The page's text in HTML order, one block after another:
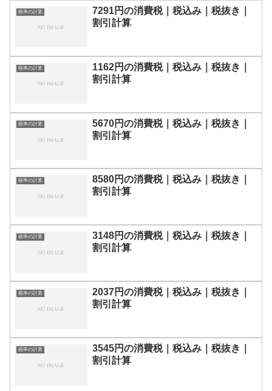
税率の計算
7291円の消費税｜税込み｜税抜き｜
割引計算
税率の計算
1162円の消費税｜税込み｜税抜き｜
割引計算
税率の計算
5670円の消費税｜税込み｜税抜き｜
割引計算
税率の計算
8580円の消費税｜税込み｜税抜き｜
割引計算
税率の計算
3148円の消費税｜税込み｜税抜き｜
割引計算
税率の計算
2037円の消費税｜税込み｜税抜き｜
割引計算
税率の計算
3545円の消費税｜税込み｜税抜き｜
割引計算